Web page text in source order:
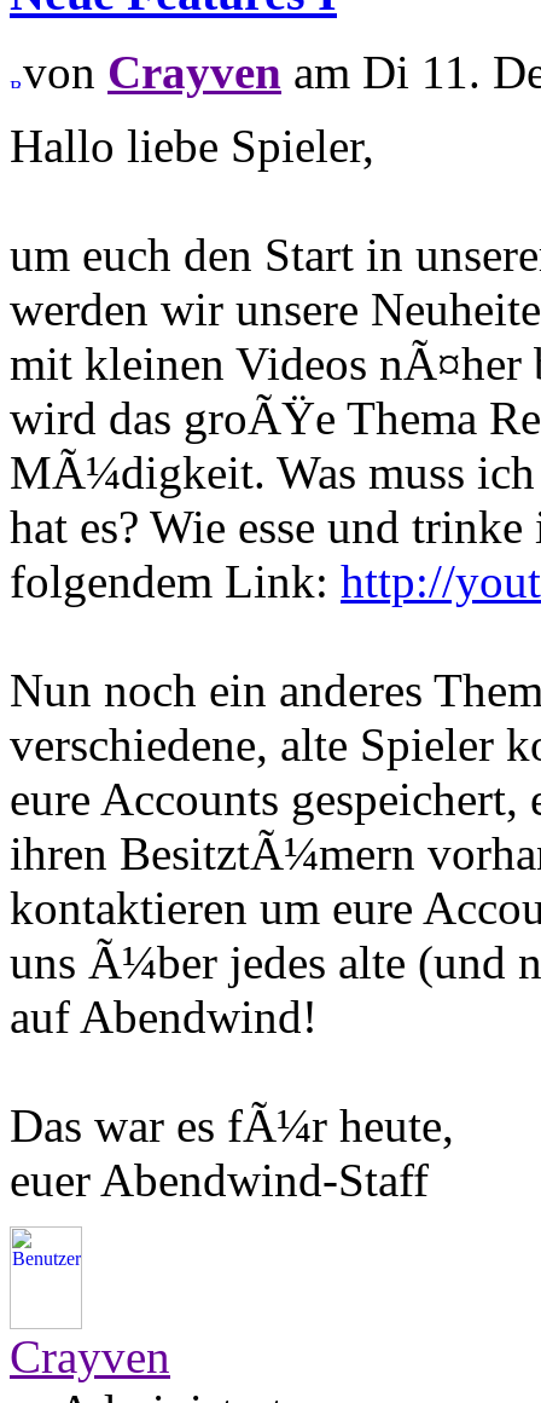
von Crayven am Di 11.
Hallo liebe Spieler,
um euch den Start in
werden wir unsere
mit kleinen Videos nÃ¤her
wird das groÃŸe Thema
MÃ¼digkeit. Was muss
hat es? Wie esse und
folgendem Link: http://
Nun noch ein anderes
verschiedene, alte Spieler
eure Accounts
ihren BesitztÃ¼mern
kontaktieren um eure
uns Ã¼ber jedes alte (und
auf Abendwind!
Das war es fÃ¼r heute,
euer Abendwind-Staff
Crayven